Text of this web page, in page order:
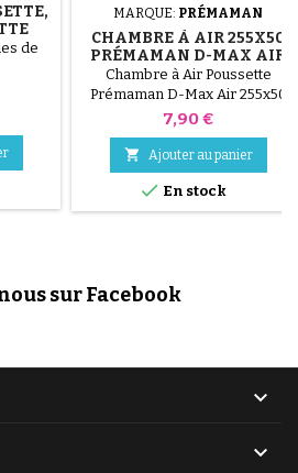
de
MARQUE: PRÉMAMAN
CHAMBRE À AIR 255X50
PRÉMAMAN D-MAX AIR
Chambre à Air Poussette
Prémaman D-Max Air 255x50
Prix
7,90 €
 Ajouter au panier
 En stock
sur Facebook

